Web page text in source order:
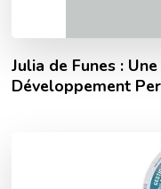
Julia de Funes :
Développement